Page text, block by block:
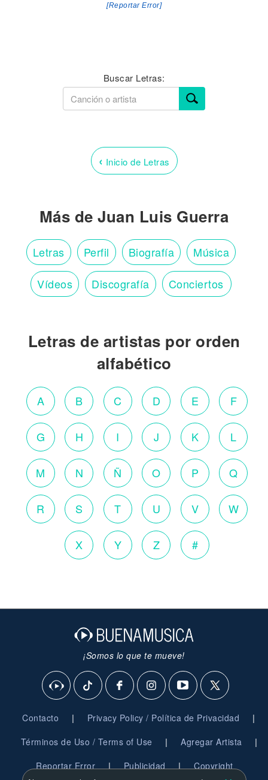
[Reportar Error]
Buscar Letras:
‹ Inicio de Letras
Más de Juan Luis Guerra
Letras Perfil Biografía Música
Vídeos Discografía Conciertos
Letras de artistas por orden
alfabético
A B C D E F
G H I J K L
M N Ñ O P Q
R S T U V W
X Y Z #
¡Somos lo que te mueve!
Contacto | Privacy Policy / Política de Privacidad |
Términos de Uso / Terms of Use | Agregar Artista |
Reportar Error | Publicidad | Copyright